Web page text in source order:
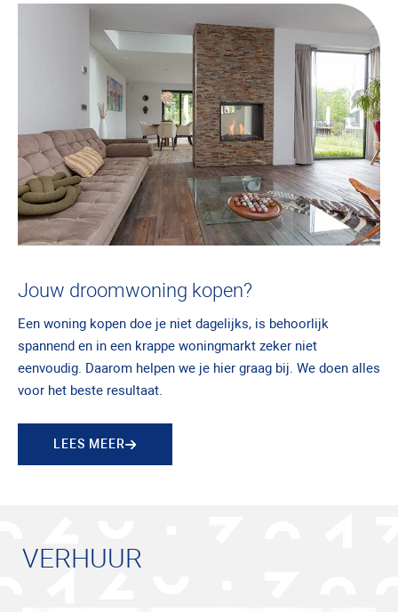
Jouw droomwoning kopen?
Een woning kopen doe je niet dagelijks, is behoorlijk
spannend en in een krappe woningmarkt zeker niet
eenvoudig. Daarom helpen we je hier graag bij. We doen alles
voor het beste resultaat.
LEES MEER
VERHUUR